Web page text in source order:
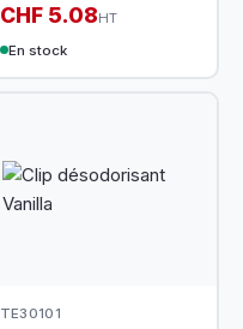
CHF 5.08HT
En stock
TE30101